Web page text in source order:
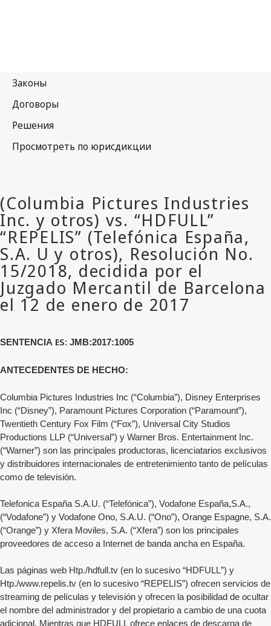
SENTENCIA ES: JMB:2017:1005
ANTECEDENTES DE HECHO:
Columbia Pictures Industries Inc (“Columbia”), Disney Enterprises
Inc (“Disney”), Paramount Pictures Corporation (“Paramount”),
Twentieth Century Fox Film (“Fox”), Universal City Studios
Productions LLP (“Universal”) y Warner Bros. Entertainment Inc.
(“Warner”) son las principales productoras, licenciatarios exclusivos
y distribuidores internacionales de entretenimiento tanto de películas
como de televisión.
Telefonica España S.A.U. (“Telefónica”), Vodafone España,S.A.,
(“Vodafone”) y Vodafone Ono, S.A.U. (“Ono”), Orange Espagne, S.A.
(“Orange”) y Xfera Moviles, S.A. (“Xfera”) son los principales
proveedores de acceso a Internet de banda ancha en España.
Las páginas web Htp./hdfull.tv (en lo sucesivo “HDFULL”) y
Htp./www.repelis.tv (en lo sucesivo “REPELIS”) ofrecen servicios de
streaming de películas y televisión y ofrecen la posibilidad de ocultar
el nombre del administrador y del propietario a cambio de una cuota
adicional. Mientras que HDFULL ofrece enlaces de descarga de